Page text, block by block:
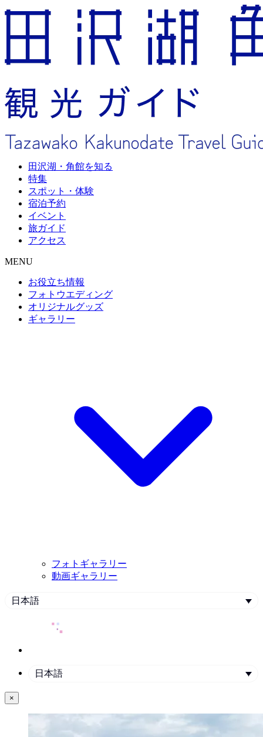
田沢湖・角館を知る
特集
スポット・体験
宿泊予約
イベント
旅ガイド
アクセス
MENU
お役立ち情報
フォトウエディング
オリジナルグッズ
ギャラリー
フォトギャラリー
動画ギャラリー
日本語
日本語
×